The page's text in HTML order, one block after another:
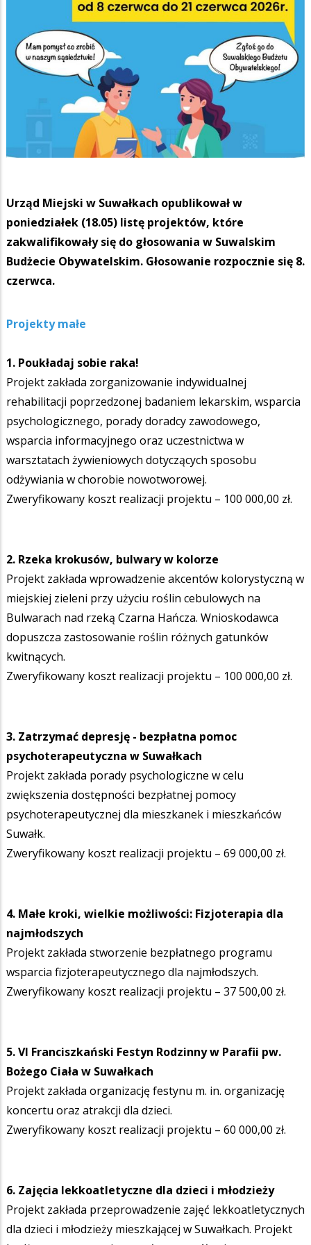
Urząd Miejski w Suwałkach opublikował w
poniedziałek (18.05) listę projektów, które
zakwalifikowały się do głosowania w Suwalskim
Budżecie Obywatelskim. Głosowanie rozpocznie się 8.
czerwca.
Projekty małe
1. Poukładaj sobie raka!
Projekt zakłada zorganizowanie indywidualnej
rehabilitacji poprzedzonej badaniem lekarskim, wsparcia
psychologicznego, porady doradcy zawodowego,
wsparcia informacyjnego oraz uczestnictwa w
warsztatach żywieniowych dotyczących sposobu
odżywiania w chorobie nowotworowej.
Zweryfikowany koszt realizacji projektu – 100 000,00 zł.
2. Rzeka krokusów, bulwary w kolorze
Projekt zakłada wprowadzenie akcentów kolorystyczną w
miejskiej zieleni przy użyciu roślin cebulowych na
Bulwarach nad rzeką Czarna Hańcza. Wnioskodawca
dopuszcza zastosowanie roślin różnych gatunków
kwitnących.
Zweryfikowany koszt realizacji projektu – 100 000,00 zł.
3. Zatrzymać depresję - bezpłatna pomoc
psychoterapeutyczna w Suwałkach
Projekt zakłada porady psychologiczne w celu
zwiększenia dostępności bezpłatnej pomocy
psychoterapeutycznej dla mieszkanek i mieszkańców
Suwałk.
Zweryfikowany koszt realizacji projektu – 69 000,00 zł.
4. Małe kroki, wielkie możliwości: Fizjoterapia dla
najmłodszych
Projekt zakłada stworzenie bezpłatnego programu
wsparcia fizjoterapeutycznego dla najmłodszych.
Zweryfikowany koszt realizacji projektu – 37 500,00 zł.
5. VI Franciszkański Festyn Rodzinny w Parafii pw.
Bożego Ciała w Suwałkach
Projekt zakłada organizację festynu m. in. organizację
koncertu oraz atrakcji dla dzieci.
Zweryfikowany koszt realizacji projektu – 60 000,00 zł.
6. Zajęcia lekkoatletyczne dla dzieci i młodzieży
Projekt zakłada przeprowadzenie zajęć lekkoatletycznych
dla dzieci i młodzieży mieszkającej w Suwałkach. Projekt